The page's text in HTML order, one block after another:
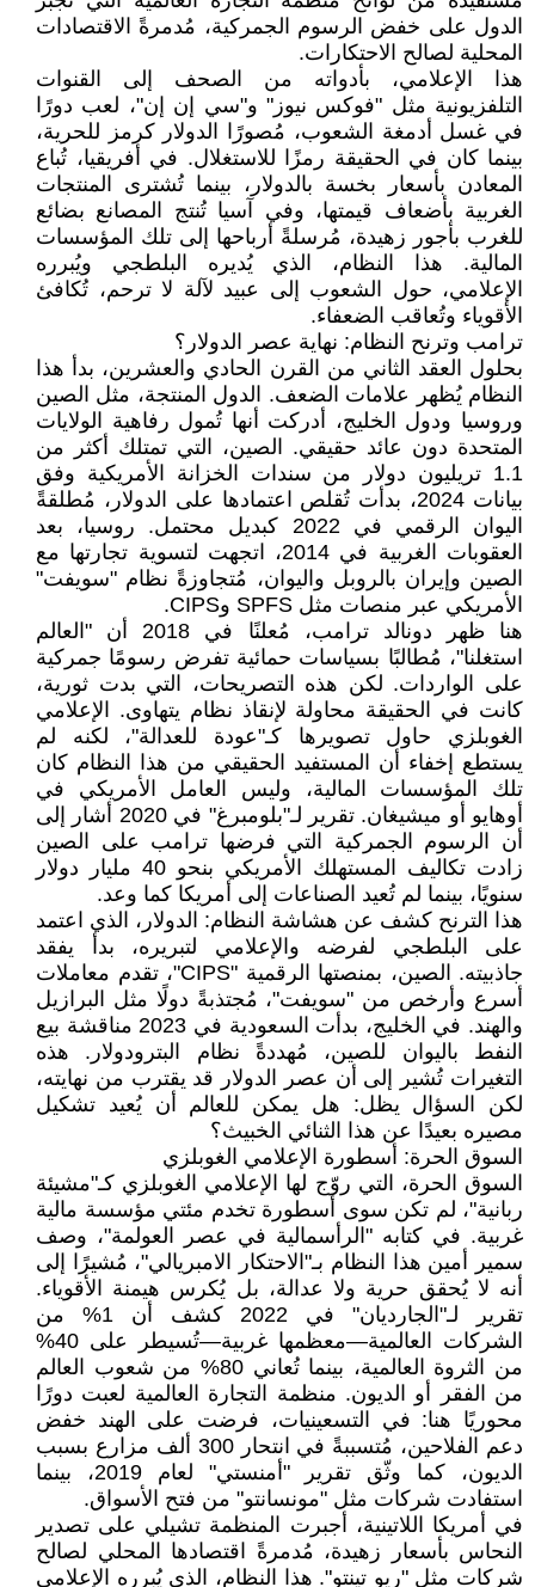
الدول على خفض الرسوم الجمركية، مُدمرةً الاقتصادات
المحلية لصالح الاحتكارات.
هذا الإعلامي، بأدواته من الصحف إلى القنوات
التلفزيونية مثل "فوكس نيوز" و"سي إن إن"، لعب دورًا
في غسل أدمغة الشعوب، مُصورًا الدولار كرمز للحرية،
بينما كان في الحقيقة رمزًا للاستغلال. في أفريقيا، تُباع
المعادن بأسعار بخسة بالدولار، بينما تُشترى المنتجات
الغربية بأضعاف قيمتها، وفي آسيا تُنتج المصانع بضائع
للغرب بأجور زهيدة، مُرسلةً أرباحها إلى تلك المؤسسات
المالية. هذا النظام، الذي يُديره البلطجي ويُبرره
الإعلامي، حول الشعوب إلى عبيد لآلة لا ترحم، تُكافئ
الأقوياء وتُعاقب الضعفاء.
ترامب وترنح النظام: نهاية عصر الدولار؟
بحلول العقد الثاني من القرن الحادي والعشرين، بدأ هذا
النظام يُظهر علامات الضعف. الدول المنتجة، مثل الصين
وروسيا ودول الخليج، أدركت أنها تُمول رفاهية الولايات
المتحدة دون عائد حقيقي. الصين، التي تمتلك أكثر من
1.1 تريليون دولار من سندات الخزانة الأمريكية وفق
بيانات 2024، بدأت تُقلص اعتمادها على الدولار، مُطلقةً
اليوان الرقمي في 2022 كبديل محتمل. روسيا، بعد
العقوبات الغربية في 2014، اتجهت لتسوية تجارتها مع
الصين وإيران بالروبل واليوان، مُتجاوزةً نظام "سويفت"
الأمريكي عبر منصات مثل SPFS وCIPS.
هنا ظهر دونالد ترامب، مُعلنًا في 2018 أن "العالم
استغلنا"، مُطالبًا بسياسات حمائية تفرض رسومًا جمركية
على الواردات. لكن هذه التصريحات، التي بدت ثورية،
كانت في الحقيقة محاولة لإنقاذ نظام يتهاوى. الإعلامي
الغوبلزي حاول تصويرها كـ"عودة للعدالة"، لكنه لم
يستطع إخفاء أن المستفيد الحقيقي من هذا النظام كان
تلك المؤسسات المالية، وليس العامل الأمريكي في
أوهايو أو ميشيغان. تقرير لـ"بلومبرغ" في 2020 أشار إلى
أن الرسوم الجمركية التي فرضها ترامب على الصين
زادت تكاليف المستهلك الأمريكي بنحو 40 مليار دولار
سنويًا، بينما لم تُعيد الصناعات إلى أمريكا كما وعد.
هذا الترنح كشف عن هشاشة النظام: الدولار، الذي اعتمد
على البلطجي لفرضه والإعلامي لتبريره، بدأ يفقد
جاذبيته. الصين، بمنصتها الرقمية "CIPS"، تقدم معاملات
أسرع وأرخص من "سويفت"، مُجتذبةً دولًا مثل البرازيل
والهند. في الخليج، بدأت السعودية في 2023 مناقشة بيع
النفط باليوان للصين، مُهددةً نظام البترودولار. هذه
التغيرات تُشير إلى أن عصر الدولار قد يقترب من نهايته،
لكن السؤال يظل: هل يمكن للعالم أن يُعيد تشكيل
مصيره بعيدًا عن هذا الثنائي الخبيث؟
السوق الحرة: أسطورة الإعلامي الغوبلزي
السوق الحرة، التي روّج لها الإعلامي الغوبلزي كـ"مشيئة
ربانية"، لم تكن سوى أسطورة تخدم مئتي مؤسسة مالية
غربية. في كتابه "الرأسمالية في عصر العولمة"، وصف
سمير أمين هذا النظام بـ"الاحتكار الامبريالي"، مُشيرًا إلى
أنه لا يُحقق حرية ولا عدالة، بل يُكرس هيمنة الأقوياء.
تقرير لـ"الجارديان" في 2022 كشف أن 1% من
الشركات العالمية—معظمها غربية—تُسيطر على 40%
من الثروة العالمية، بينما تُعاني 80% من شعوب العالم
من الفقر أو الديون. منظمة التجارة العالمية لعبت دورًا
محوريًا هنا: في التسعينيات، فرضت على الهند خفض
دعم الفلاحين، مُتسببةً في انتحار 300 ألف مزارع بسبب
الديون، كما وثّق تقرير "أمنستي" لعام 2019، بينما
استفادت شركات مثل "مونسانتو" من فتح الأسواق.
في أمريكا اللاتينية، أجبرت المنظمة تشيلي على تصدير
النحاس بأسعار زهيدة، مُدمرةً اقتصادها المحلي لصالح
شركات مثل "ريو تينتو". هذا النظام، الذي يُبرره الإعلامي